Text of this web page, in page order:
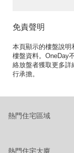
免責聲明
本頁顯示的樓盤說明
樓盤資料。OneDay
絡放盤者獲取更多詳
行承擔。
熱門住宅區域
熱門住宅大廈